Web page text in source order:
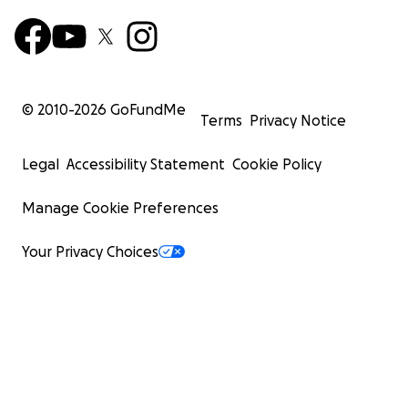
© 2010-2026 GoFundMe
Terms Privacy Notice
Legal Accessibility Statement Cookie Policy
Manage Cookie Preferences
Your Privacy Choices